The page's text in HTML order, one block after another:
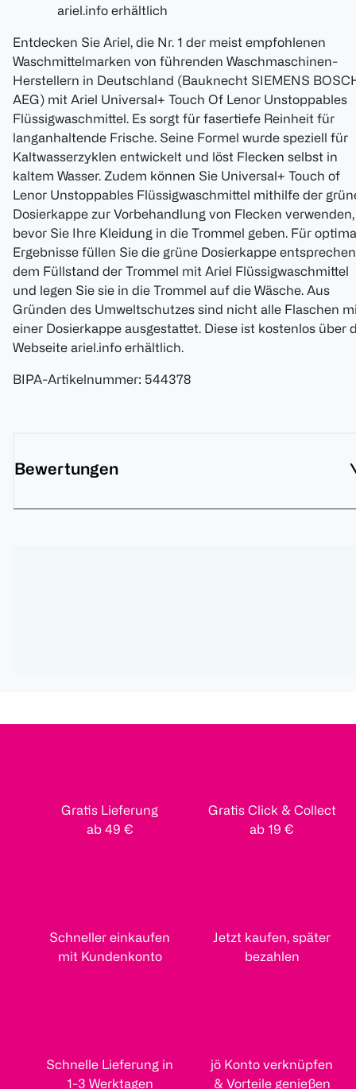
ariel.info erhältlich
Entdecken Sie Ariel, die Nr. 1 der meist empfohlenen
Waschmittelmarken von führenden Waschmaschinen-
Herstellern in Deutschland (Bauknecht SIEMENS
AEG) mit Ariel Universal+ Touch Of Lenor Unstoppables
Flüssigwaschmittel. Es sorgt für fasertiefe Reinheit für
langanhaltende Frische. Seine Formel wurde speziell für
Kaltwasserzyklen entwickelt und löst Flecken selbst in
kaltem Wasser. Zudem können Sie Universal+ Touch of
Lenor Unstoppables Flüssigwaschmittel mithilfe der
Dosierkappe zur Vorbehandlung von Flecken verwenden,
bevor Sie Ihre Kleidung in die Trommel geben. Für
Ergebnisse füllen Sie die grüne Dosierkappe
dem Füllstand der Trommel mit Ariel Flüssigwaschmittel
und legen Sie sie in die Trommel auf die Wäsche. Aus
Gründen des Umweltschutzes sind nicht alle Flaschen
einer Dosierkappe ausgestattet. Diese ist kostenlos über
Webseite ariel.info erhältlich.
BIPA-Artikelnummer: 544378
Bewertungen
Gratis Lieferung
ab 49 €
Gratis Click & Collect
ab 19 €
Schneller einkaufen
mit Kundenkonto
Jetzt kaufen, später
bezahlen
Schnelle Lieferung in
1-3 Werktagen
jö Konto verknüpfen
& Vorteile genießen